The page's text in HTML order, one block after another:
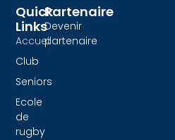
Partenaire
Devenir
partenaire
Quick
Links
Accueil
Club
Seniors
Ecole
de
rugby